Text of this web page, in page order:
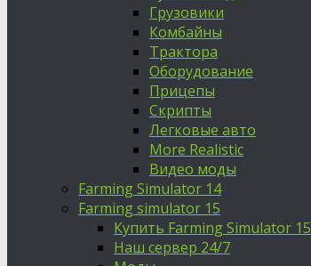
Грузовики
Комбайны
Трактора
Оборудование
Прицепы
Скрипты
Легковые авто
More Realistic
Видео моды
Farming Simulator 14
Farming simulator 15
Купить Farming Simulator 15
Наш сервер 24/7